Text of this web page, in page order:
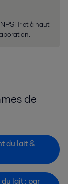
et à haut
de
du lait &
lait : par